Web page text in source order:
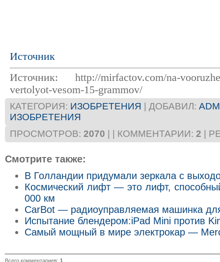
Источник
Источник: http://mirfactov.com/na-
vertolyot-vesom-15-grammov/
КАТЕГОРИЯ: ИЗОБРЕТЕНИЯ ДОБАВИЛ:
ИЗОБРЕТЕНИЯ
ПРОСМОТРОВ: 2070 КОММЕНТАРИИ: 2
Смотрите также:
В Голландии придумали зеркала с
Космический лифт — это лифт,
000 км
CarBot — радиоуправляемая машинка
Испытание блендером:iPad Mini против
Самый мощный в мире электрокар —
Всего комментариев: 1